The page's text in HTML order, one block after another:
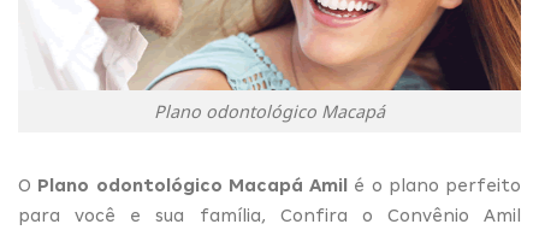
Plano odontológico Macapá
O Plano odontológico Macapá Amil
é o plano perfeito
para você e sua família, Confira o Convênio Amil